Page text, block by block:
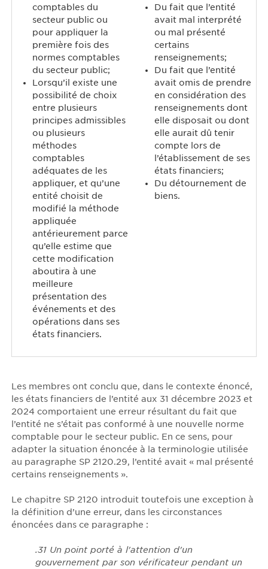
comptables du
secteur public ou
pour appliquer la
première fois des
normes comptables
du secteur public;
Lorsqu’il existe une
possibilité de choix
entre plusieurs
principes admissibles
ou plusieurs
méthodes
comptables
adéquates de les
appliquer, et qu’une
entité choisit de
modifié la méthode
appliquée
antérieurement parce
qu’elle estime que
cette modification
aboutira à une
meilleure
présentation des
événements et des
opérations dans ses
états financiers.
Du fait que l’entité
avait mal interprété
ou mal présenté
certains
renseignements;
Du fait que l’entité
avait omis de prendre
en considération des
renseignements dont
elle disposait ou dont
elle aurait dû tenir
compte lors de
l’établissement de ses
états financiers;
Du détournement de
biens.
Les membres ont conclu que, dans le contexte énoncé,
les états financiers de l’entité aux 31 décembre 2023 et
2024 comportaient une erreur résultant du fait que
l’entité ne s’était pas conformé à une nouvelle norme
comptable pour le secteur public. En ce sens, pour
adapter la situation énoncée à la terminologie utilisée
au paragraphe SP 2120.29, l’entité avait « mal présenté
certains renseignements ».
Le chapitre SP 2120 introduit toutefois une exception à
la définition d’une erreur, dans les circonstances
énoncées dans ce paragraphe :
.31 Un point porté à l'attention d'un
gouvernement par son vérificateur pendant un